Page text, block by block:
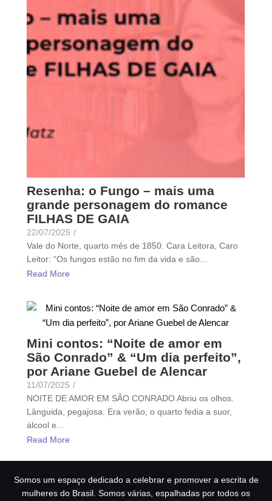
Resenha: o Fungo – mais uma
grande personagem do romance
FILHAS DE GAIA
22/07/2025 /
Vale do Norte, quarto mês de 1850. Cara Leitora, Caro
Leitor: “Os fungos estão no fim da vida e são...
Read More
Mini contos: “Noite de amor em
São Conrado” & “Um dia perfeito”,
por Ariane Guebel de Alencar
11/07/2025 /
NOITE DE AMOR EM SÃO CONRADO Abriu os olhos.
Lânguida, pegajosa. Era verão, o quarto fedia a suor,
álcool e...
Read More
Somos um espaço dedicado a celebrar e promover a escrita de
mulheres do Brasil. Somos várias, espalhadas por todos os